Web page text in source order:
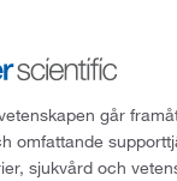
går
omfattande
sjukvård och